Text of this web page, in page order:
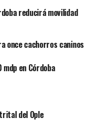
reducirá movilidad
once cachorros caninos
en Córdoba
del Ople